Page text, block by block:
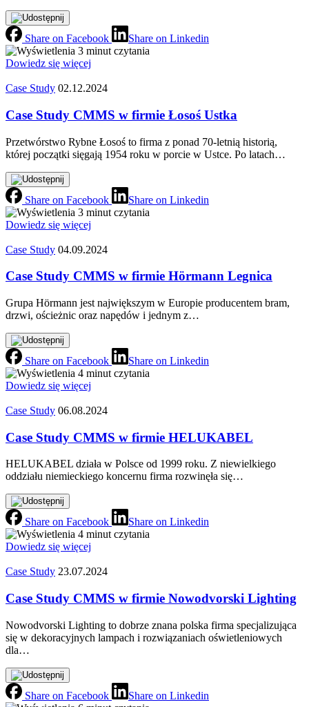
Share on Facebook
Share on Linkedin
3 minut czytania
Dowiedz się więcej
Case Study 02.12.2024
Case Study CMMS w firmie Łosoś Ustka
Przetwórstwo Rybne Łosoś to firma z ponad 70‑letnią historią,
której początki sięgają 1954 roku w porcie w Ustce. Po latach…
Share on Facebook
Share on Linkedin
3 minut czytania
Dowiedz się więcej
Case Study 04.09.2024
Case Study CMMS w firmie Hörmann Legnica
Grupa Hörmann jest największym w Europie producentem bram,
drzwi, ościeżnic oraz napędów i jednym z…
Share on Facebook
Share on Linkedin
4 minut czytania
Dowiedz się więcej
Case Study 06.08.2024
Case Study CMMS w firmie HELUKABEL
HELUKABEL działa w Polsce od 1999 roku. Z niewielkiego
oddziału niemieckiego koncernu firma rozwinęła się…
Share on Facebook
Share on Linkedin
4 minut czytania
Dowiedz się więcej
Case Study 23.07.2024
Case Study CMMS w firmie Nowodvorski Lighting
Nowodvorski Lighting to dobrze znana polska firma specjalizująca
się w dekoracyjnych lampach i rozwiązaniach oświetleniowych
dla…
Share on Facebook
Share on Linkedin